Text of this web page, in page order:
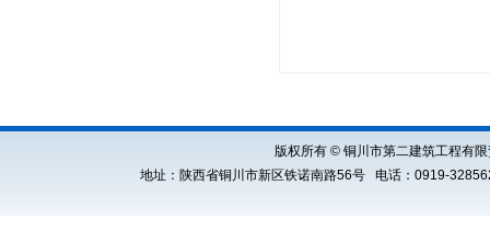
版权所有 © 铜川市第二建筑工程有
地址：陕西省铜川市新区铁诺南路56号 电话：0919-